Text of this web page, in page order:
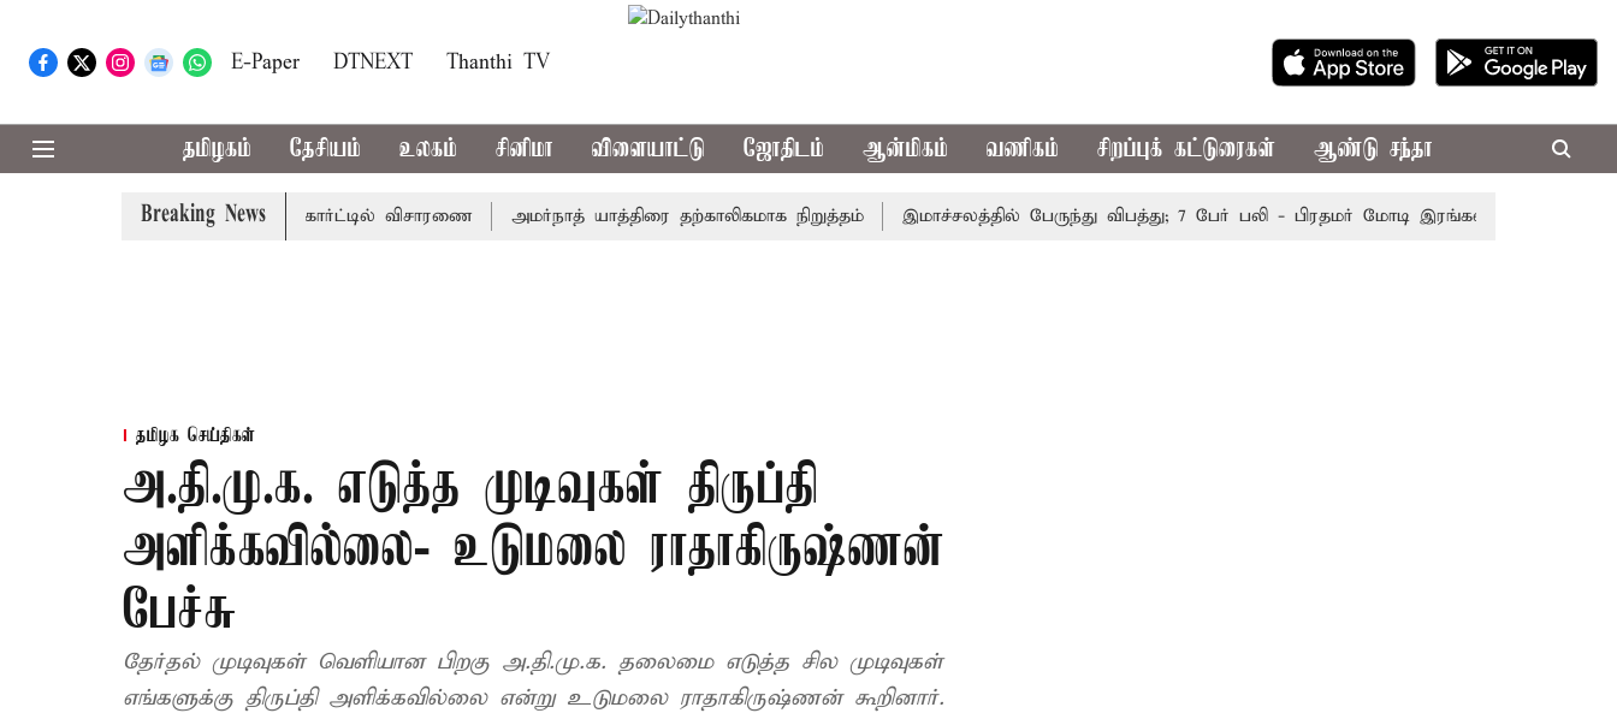
E-Paper DTNEXT Thanthi TV
தமிழகம் தேசியம் உலகம் சினிமா விளையாட்டு ஜோதிடம் ஆன்மிகம் வணிகம் சிறப்புக் கட்டுரைகள் ஆண்டு சந்தா
Breaking News
வரும் 14ம்தேதி சுப்ரீம்கோர்ட்டில் விசாரணை அமர்நாத் யாத்திரை தற்காலிகமாக நிறுத்தம் இமாச்சலத்தில் பேருந்து விபத்து; 7 பேர் பலி - பிரதமர் மோடி இரங்கல்
தமிழக செய்திகள்
அ.தி.மு.க. எடுத்த முடிவுகள் திருப்தி
அளிக்கவில்லை- உடுமலை ராதாகிருஷ்ணன்
பேச்சு
தேர்தல் முடிவுகள் வெளியான பிறகு அ.தி.மு.க. தலைமை எடுத்த சில முடிவுகள்
எங்களுக்கு திருப்தி அளிக்கவில்லை என்று உடுமலை ராதாகிருஷ்ணன் கூறினார்.